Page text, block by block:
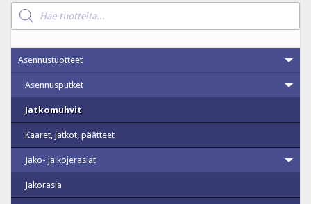
Products
search
Asennustuotteet
Asennusputket
Jatkomuhvit
Kaaret, jatkot, päätteet
Jako- ja kojerasiat
Jakorasia